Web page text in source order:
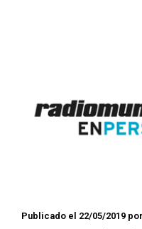
Publicado el 22/05/2019 por